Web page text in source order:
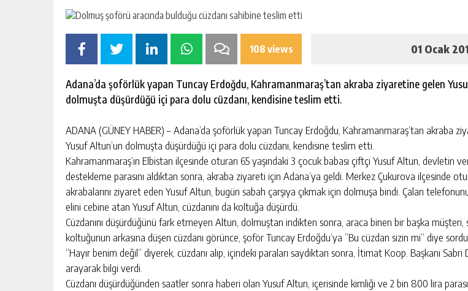
108 views 01 Ocak
Adana’da şoförlük yapan Tuncay Erdoğdu, Kahramanmaraş’tan akraba ziyaretine gelen
dolmuşta düşürdüğü içi para dolu cüzdanı, kendisine teslim etti.
ADANA (GÜNEY HABER) – Adana’da şoförlük yapan Tuncay Erdoğdu, Kahramanmaraş’tan akraba
Yusuf Altun’un dolmuşta düşürdüğü içi para dolu cüzdanı, kendisine teslim etti.
Kahramanmaraş’ın Elbistan ilçesinde oturan 65 yaşındaki 3 çocuk babası çiftçi Yusuf Altun, devletin
destekleme parasını aldıktan sonra, akraba ziyareti için Adana’ya geldi. Merkez Çukurova ilçesinde
akrabalarını ziyaret eden Yusuf Altun, bugün sabah çarşıya çıkmak için dolmuşa bindi. Çalan
elini cebine atan Yusuf Altun, cüzdanını da koltuğa düşürdü.
Cüzdanını düşürdüğünü fark etmeyen Altun, dolmuştan indikten sonra, araca binen bir başka müşteri,
koltuğunun arkasına düşen cüzdanı görünce, şoför Tuncay Erdoğdu’ya “Bu cüzdan sizin mi” diye
“Hayır benim değil” diyerek, cüzdanı alıp, içindeki paraları saydıktan sonra, İtimat Koop. Başkanı Sabri
arayarak bilgi verdi.
Cüzdanı düşürdüğünden saatler sonra haberi olan Yusuf Altun, içerisinde kimliği ve 2 bin 800 lira